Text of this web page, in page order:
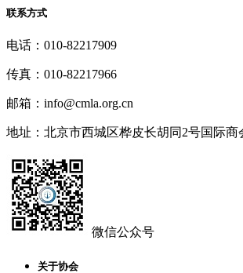
联系方式
电话：010-82217909
传真：010-82217966
邮箱：info@cmla.org.cn
地址：北京市西城区桦皮长胡同2号国际商
微信公众号
关于协会